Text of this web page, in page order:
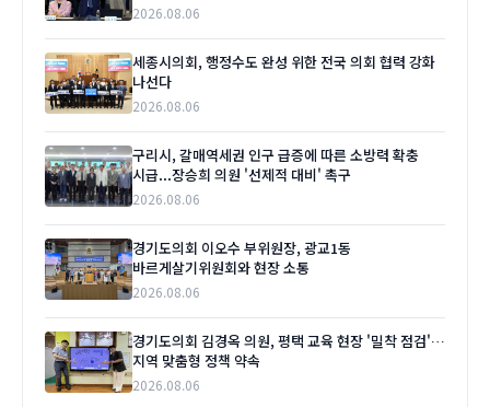
2026.08.06
세종시의회, 행정수도 완성 위한 전국 의회 협력 강화
나선다
2026.08.06
구리시, 갈매역세권 인구 급증에 따른 소방력 확충
시급...장승희 의원 '선제적 대비' 촉구
2026.08.06
경기도의회 이오수 부위원장, 광교1동
바르게살기위원회와 현장 소통
2026.08.06
경기도의회 김경옥 의원, 평택 교육 현장 '밀착 점검'…
지역 맞춤형 정책 약속
2026.08.06